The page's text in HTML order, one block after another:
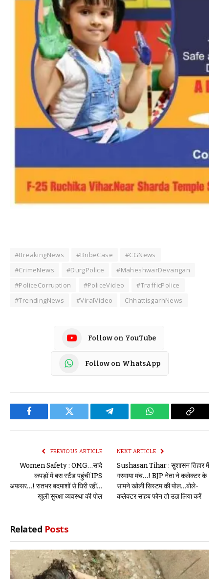
#BreakingNews #BribeCase
#CGNews
#CrimeNews
#DurgPolice
#MaheshwarDevangan
#PoliceCorruption
#PoliceVideo
#TrafficPolice
#TrendingNews
#ViralVideo ChhattisgarhNews
Follow on YouTube
Follow on WhatsApp
Facebook Twitter Telegram WhatsApp Copy
PREVIOUS ARTICLE
Women Safety : OMG…सादे
कपड़ों में बस स्टैंड पहुंचीं IPS
अफसर…! रातभर बदमाशों से घिरी रहीं…
खुली सुरक्षा व्यवस्था की पोल
NEXT ARTICLE
Sushasan Tihar : सुशासन तिहार में
गरमाया मंच…! BJP नेता ने कलेक्टर के
सामने खोली सिस्टम की पोल…बोले-
कलेक्टर साहब फोन तो उठा लिया करें
Related Posts